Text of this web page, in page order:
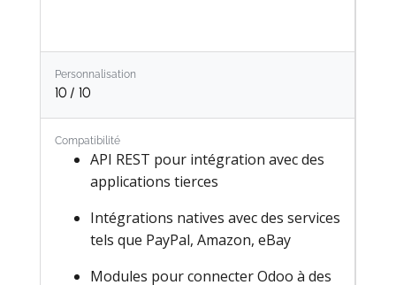
eCommerce
Blog
Live Chat
Projet
Feuilles de temps
Personnalisation
10 / 10
Compatibilité
API REST pour intégration avec des
applications tierces
Intégrations natives avec des services
tels que PayPal, Amazon, eBay
Modules pour connecter Odoo à des